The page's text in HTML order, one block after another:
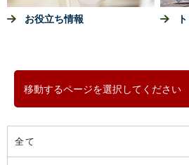
お役立ち情報
移動するページを選択してください
全て